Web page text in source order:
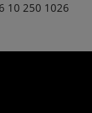
10 250 1026